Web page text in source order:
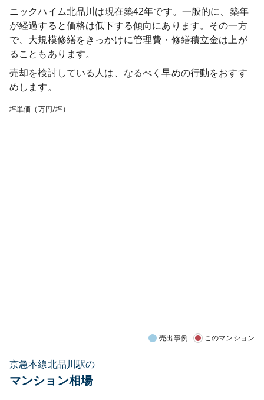
ニックハイム北品川 は現在築42年です。一般的に、築年
が経過すると価格は低下する傾向にあります。その一方
で、大規模修繕をきっかけに管理費・修繕積立金は上が
ることもあります。
売却を検討している人は、なるべく早めの行動をおすす
めします。
坪単価（万円/坪）
売出事例 このマンション
京急本線北品川駅の
マンション相場